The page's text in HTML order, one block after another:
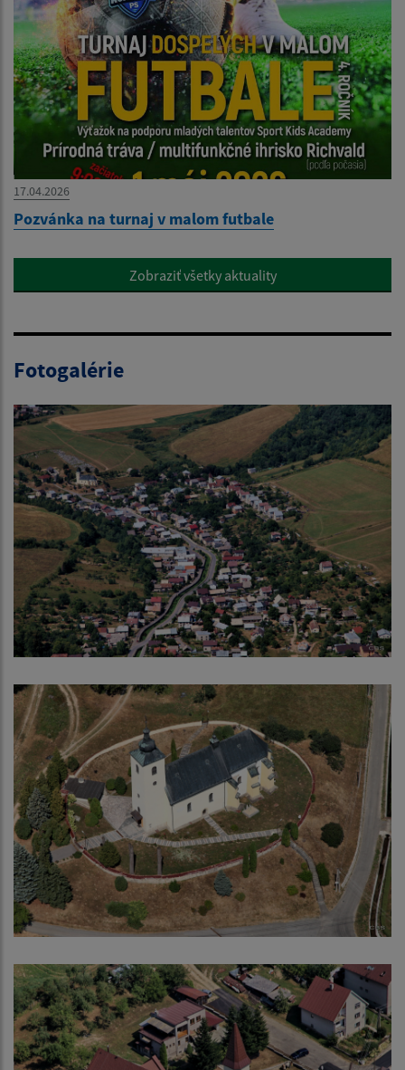
17.04.2026
Pozvánka na turnaj v malom futbale
Zobraziť všetky aktuality
Fotogalérie